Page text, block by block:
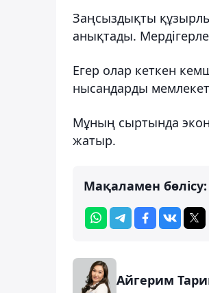
Заңсыздықты
анықтады.
Егер олар кеткен
нысандарды
Мұның сыртында
жатыр.
Мақаламен бөлісу:
Айгерим